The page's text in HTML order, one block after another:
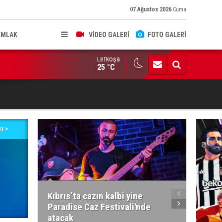
07 Ağustos 2026 Cuma
VİDEO GALERİ FOTO GALERİ
Lefkoşa
25 °C
>
Kıbrıs’ta cazın kalbi yine
Paradise Caz Festivali'nde
atacak